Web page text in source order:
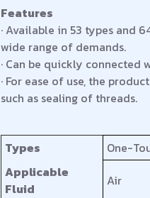
Features
· Available in 53 types and
wide range of demands.
· Can be quickly
· For ease of use, the
such as sealing of threads.
Types One-
Applicable
Fluid
Air